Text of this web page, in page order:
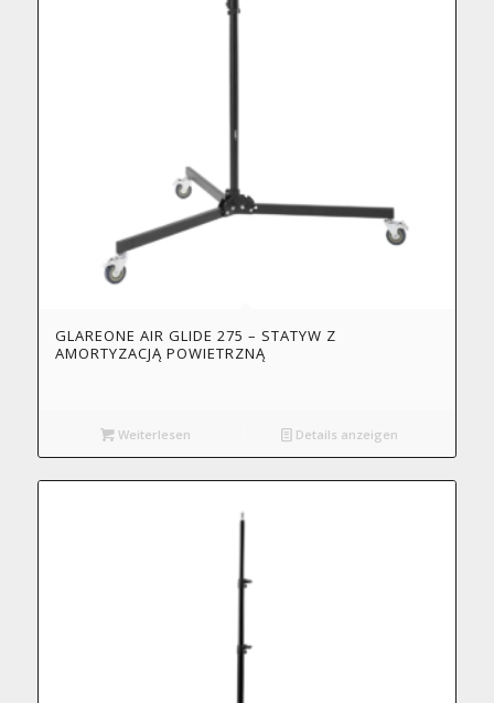
GLAREONE AIR GLIDE 275 – STATYW Z
AMORTYZACJĄ POWIETRZNĄ
Weiterlesen Details anzeigen